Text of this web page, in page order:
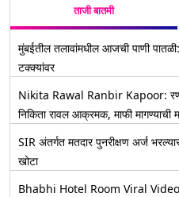
ताजी बातमी
मुंबईतील तलावांमधील आजची पाणी
टक्क्यांवर
Nikita Rawal Ranbir Kapoor:
निकिता रावल आक्रमक, माफी मागण्याची
SIR अंतर्गत मतदार पुनरीक्षण अर्ज
खोटा
Bhabhi Hotel Room Viral Video: